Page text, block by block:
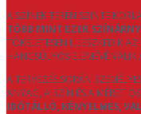
A SZÍNEK TERÉN SZINTE
TÖBB MINT EZER
TÖKÉLETESEN ILLESZKEDIK
HANGSÚLYOS ELEMÉVÉ VÁLIK
A TERVEZÉS SORÁN
ANYAG, A SZÍN ÉS A MÉRET
IDŐTÁLLÓ, KÉNYELMES,